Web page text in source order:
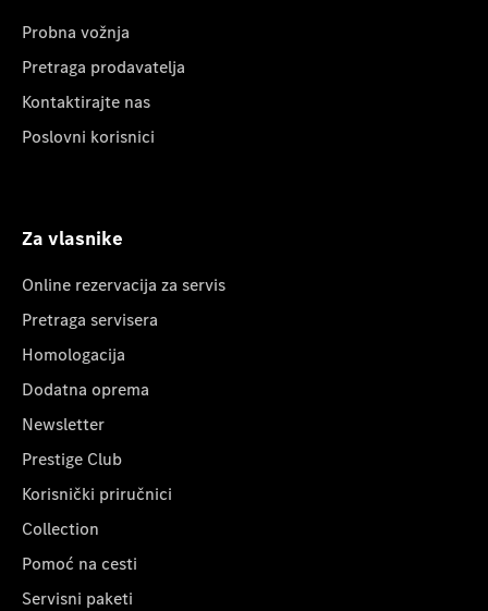
Probna vožnja
Pretraga prodavatelja
Kontaktirajte nas
Poslovni korisnici
Za vlasnike
Online rezervacija za servis
Pretraga servisera
Homologacija
Dodatna oprema
Newsletter
Prestige Club
Korisnički priručnici
Collection
Pomoć na cesti
Servisni paketi